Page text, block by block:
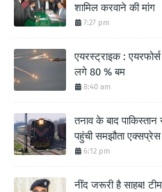
शामिल करवाने की मांग
7:27 pm
एयरस्ट्राइक :
लगे 80 % बम
8:40 am
तनाव के बाद पाकिस्तान
पहुंची समझौता एक्सप्रेस
6:12 pm
नींद जरूरी है साहब! टीम